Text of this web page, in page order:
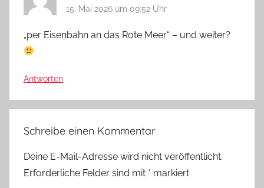
15. Mai 2026 um 09:52 Uhr
„per Eisenbahn an das Rote Meer“ – und weiter?
Antworten
Schreibe einen Kommentar
Deine E-Mail-Adresse wird nicht veröffentlicht.
Erforderliche Felder sind mit * markiert